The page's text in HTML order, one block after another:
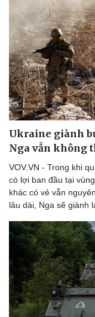
Thể thao
Bóng đá
Lịch thi đấu bóng đá
Thế giới thể thao
eSports
Hậu trường
Ukraine giành
Nga vẫn không
VOV.VN - Trong khi
có lợi ban đầu tại
khác có vẻ vẫn
lâu dài, Nga sẽ giành